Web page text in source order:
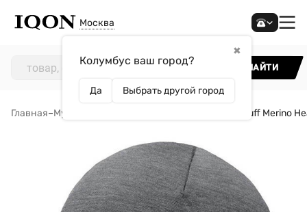
Москва
✖
Колумбус ваш город?
Да Выбрать другой город
НАЙТИ
Главная–Мужчинам Шапка Buff Merino